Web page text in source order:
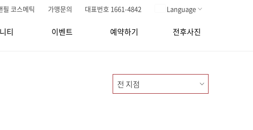
필 코스메틱 가맹문의 대표번호 1661-4842 Language
티 이벤트 예약하기 전후사진